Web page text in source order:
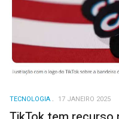
TECNOLOGIA 17 JANEIRO 2025